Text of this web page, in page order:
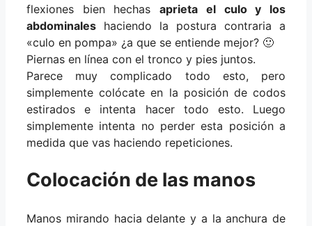
flexiones bien hechasaprieta el culo y los
abdominales haciendo la postura contraria a
«culo en pompa» ¿a que se entiende mejor? 🙂
Piernas en línea con el tronco y pies juntos.
Parece muy complicado todo esto, pero
simplemente colócate en la posición de codos
estirados e intenta hacer todo esto. Luego
simplemente intenta no perder esta posición a
medida que vas haciendo repeticiones.
Colocación de las manos
Manos mirando hacia delante y a la anchura de